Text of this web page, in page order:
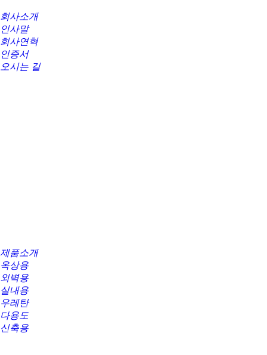
회사소개
인사말
회사연혁
인증서
오시는 길
제품소개
옥상용
외벽용
실내용
우레탄
다용도
신축용